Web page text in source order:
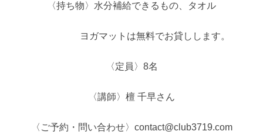
〈持ち物〉水分補給できるもの、タオル
ヨガマットは無料でお貸しします。
〈定員〉8名
〈講師〉檀 千早さん
〈ご予約・問い合わせ〉contact@club3719.com